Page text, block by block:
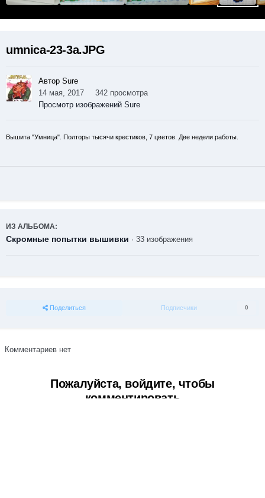
umnica-23-3a.JPG
Автор Sure
14 мая, 2017
342 просмотра
Просмотр изображений Sure
Вышита "Умница". Полторы тысячи крестиков, 7 цветов. Две недели работы.
ИЗ АЛЬБОМА:
Скромные попытки вышивки · 33 изображения
Поделиться Подписчики 0
Комментариев нет
Пожалуйста, войдите, чтобы
комментировать